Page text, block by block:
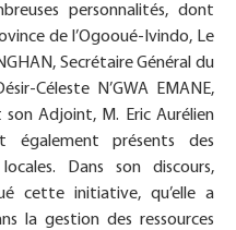
personnalités, dont
de l’Ogooué-Ivindo, Le
Secrétaire Général du
Céleste N’GWA EMANE,
son Adjoint, M. Eric Aurélien
également présents des
Dans son discours,
cette initiative, qu’elle a
la gestion des ressources